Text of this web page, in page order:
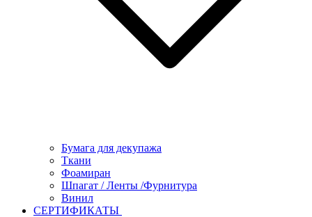
Бумага для декупажа
Ткани
Фоамиран
Шпагат / Ленты /Фурнитура
Винил
СЕРТИФИКАТЫ